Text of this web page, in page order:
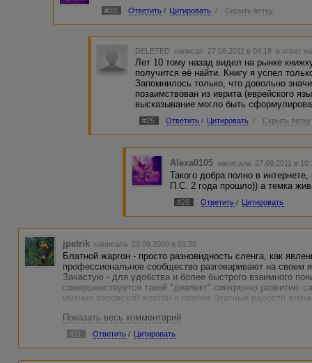
#20 Ответить / Цитировать / Скрыть ветку
DELETED написал 27.08.2011 в 04:18 в ответ
Лет 10 тому назад видел на рынке
получится её найти. Книгу я успел
Запомнилось только, что довольно
позаимствован из иврита (еврейского
высказывание могло быть
#25 Ответить / Цитировать / Скрыть ветку
Alexa0105 написала 27.08.2011 в
Такого добра полно в
П.С. 2 года прошло)) а темка
#26 Ответить / Цитировать
jpetrik написала 23.09.2009 в 01:20
Блатной жаргон - просто разновидность сленга, как
профессиональное сообщество разговаривают на своем
Зачастую - для удобства и более быстрого взаимного
совершенствуется такой "диалект" синхронно развитию
именно воровской жаргон и прочие блатные радости
Показать весь комментарий
#11 Ответить / Цитировать